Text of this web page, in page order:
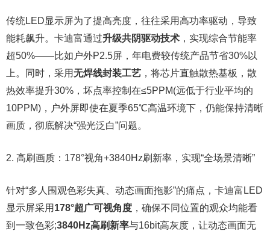
传统LED显示屏为了提高亮度，往往采用高功率驱动，导致
能耗飙升。卡迪富通过升级共阴驱动技术 ，实现综合节能率
超50%——比如户外P2.5屏，年电费较传统产品节省30%以
上。同时，采用无焊线封装工艺 ，将芯片直触散热基板，散
热效率提升30%，坏点率控制在≤5PPM(远低于行业平均的
10PPM)，户外屏即使在夏季65℃高温环境下，仍能保持清晰
画质，彻底解决“强光泛白”问题。
2. 高刷画质：178°视角+3840Hz刷新率，实现“全场景清晰”
针对“多人围观色彩失真、动态画面拖影”的痛点，卡迪富LED
显示屏采用 178°超广可视角度 ，确保不同位置的观众均能看
到一致色彩;3840Hz高刷新率与16bit高灰度，让动态画面无